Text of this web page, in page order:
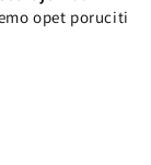
opet poruciti